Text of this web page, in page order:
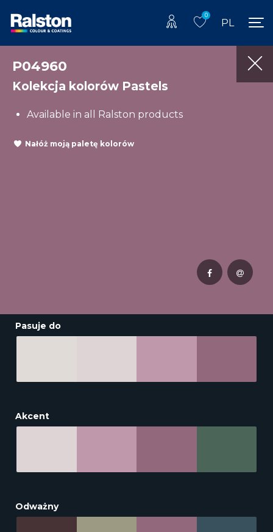
0
PL
P04960
Kolekcja kolorów Pastels
Available in all Ralston products
Nałóż moją paletę kolorów
Pasuje do
Akcent
Odważny